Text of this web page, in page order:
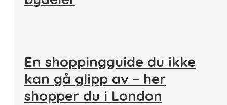
En shoppingguide du ikke
kan gå glipp av – her
shopper du i London